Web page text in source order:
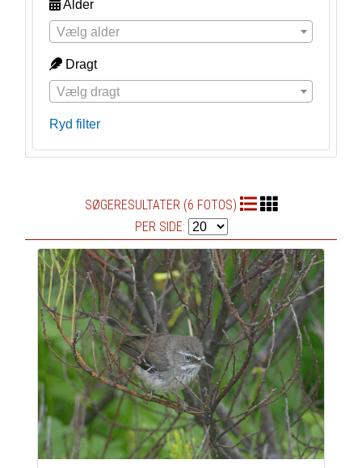
Alder
Vælg alder
Dragt
Vælg dragt
Ryd filter
SØGERESULTATER (6 FOTOS)
PER SIDE: